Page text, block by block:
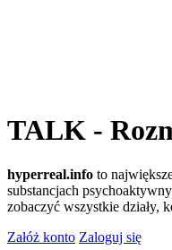
TALK -
hyperreal.info to
substancjach
zobaczyć wszystkie działy,
Załóż konto Zaloguj się